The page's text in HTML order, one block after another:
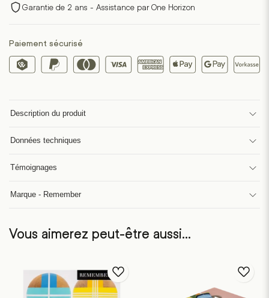
Garantie de 2 ans - Assistance par One Horizon
Paiement sécurisé
Description du produit
Données techniques
Témoignages
Marque - Remember
Vous aimerez peut-être aussi…